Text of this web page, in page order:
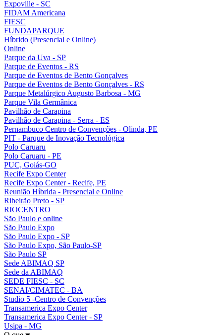
Expoville - SC
FIDAM Americana
FIESC
FUNDAPARQUE
Híbrido (Presencial e Online)
Online
Parque da Uva - SP
Parque de Eventos - RS
Parque de Eventos de Bento Gonçalves
Parque de Eventos de Bento Gonçalves - RS
Parque Metalúrgico Augusto Barbosa - MG
Parque Vila Germânica
Pavilhão de Carapina
Pavilhão de Carapina - Serra - ES
Pernambuco Centro de Convenções - Olinda, PE
PIT - Parque de Inovação Tecnológica
Polo Caruaru
Polo Caruaru - PE
PUC, Goiás-GO
Recife Expo Center
Recife Expo Center - Recife, PE
Reunião Híbrida - Presencial e Online
Ribeirão Preto - SP
RIOCENTRO
São Paulo e online
São Paulo Expo
São Paulo Expo - SP
São Paulo Expo, São Paulo-SP
São Paulo SP
Sede ABIMAQ SP
Sede da ABIMAQ
SEDE FIESC - SC
SENAI/CIMATEC - BA
Studio 5 -Centro de Convenções
Transamerica Expo Center
Transamerica Expo Center - SP
Usipa - MG